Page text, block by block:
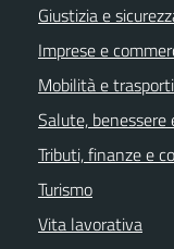
Giustizia e
Imprese e
Mobilità e trasporti
Salute, benessere
Tributi, finanze e
Turismo
Vita lavorativa